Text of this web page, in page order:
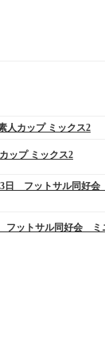
ップ ミックス2
フットサル同好会 ミ